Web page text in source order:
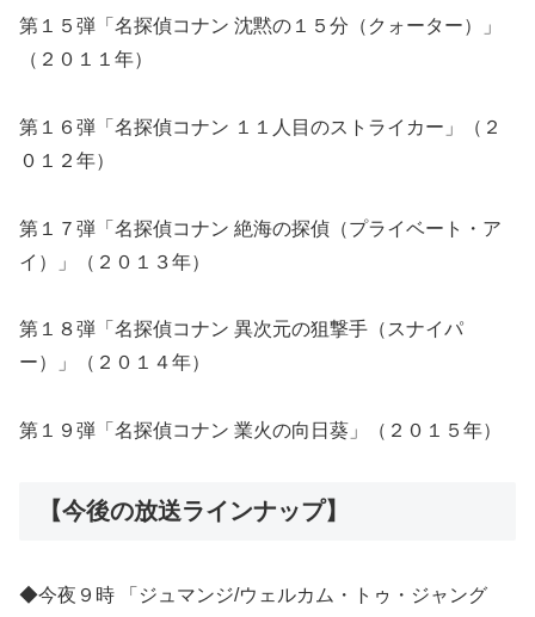
第１５弾「名探偵コナン 沈黙の１５分（クォーター）」
（２０１１年）
第１６弾「名探偵コナン １１人目のストライカー」（２
０１２年）
第１７弾「名探偵コナン 絶海の探偵（プライベート・ア
イ）」（２０１３年）
第１８弾「名探偵コナン 異次元の狙撃手（スナイパ
ー）」（２０１４年）
第１９弾「名探偵コナン 業火の向日葵」（２０１５年）
【今後の放送ラインナップ】
◆今夜９時 「ジュマンジ/ウェルカム・トゥ・ジャング